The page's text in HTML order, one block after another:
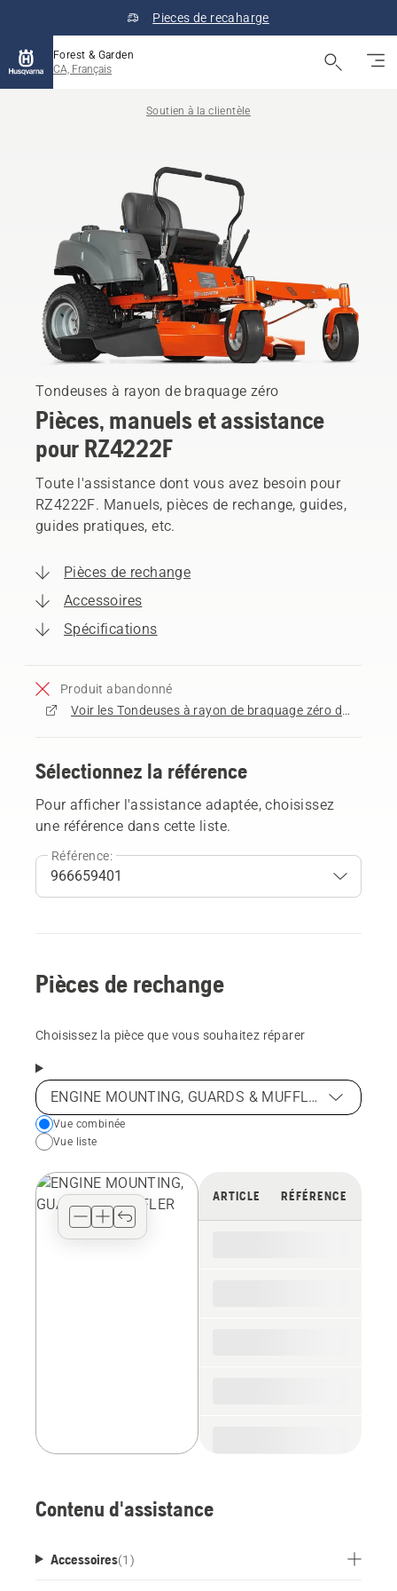
Pieces de recaharge
Forest & Garden
CA, Français
Soutien à la clientèle
Tondeuses à rayon de braquage zéro
Pièces, manuels et assistance
pour RZ4222F
Toute l'assistance dont vous avez besoin pour
RZ4222F. Manuels, pièces de rechange, guides,
guides pratiques, etc.
Pièces de rechange
Accessoires
Spécifications
Produit abandonné
Voir les Tondeuses à rayon de braquage zéro disponibles à l'achat
Sélectionnez la référence
Pour afficher l'assistance adaptée, choisissez
une référence dans cette liste.
Référence:
Pièces de rechange
Choisissez la pièce que vous souhaitez réparer
ENGINE MOUNTING, GUARDS & MUFFLER
Choose
your
view
type
Vue combinée
Vue liste
ARTICLE RÉFÉRENCE
Contenu d'assistance
Accessoires(1 )